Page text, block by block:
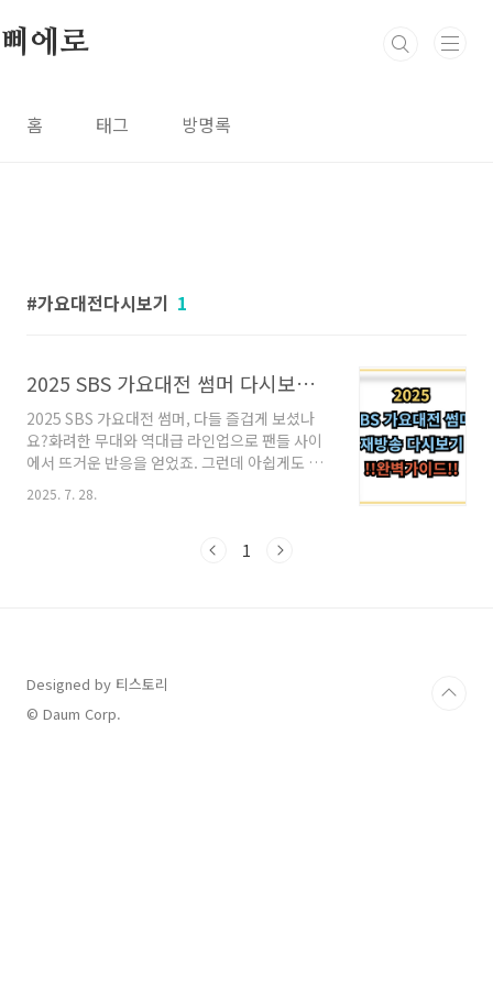
삐에로
홈 태그 방명록
가요대전다시보기 1
2025 SBS 가요대전 썸머 다시보기 총정리｜재방송 보는 곳과 시청 팁
2025 SBS 가요대전 썸머, 다들 즐겁게 보셨나
요?화려한 무대와 역대급 라인업으로 팬들 사이
에서 뜨거운 반응을 얻었죠. 그런데 아쉽게도 본
방을 놓치셨거나, 다시 보고 싶은 무대가 있으신
가요?그렇다면 지금부터 가요대전 썸머 다시보
게요. 가요대전 썸머 재방송 보기 👆 🔁 가요대전
웨이브(Wavve)SBS 방송의 공식 제휴 OTT방송
종료 후 1~2일 내 전체 VOD 업로드웨이브 유료 ..
2025. 7. 28.
1
Designed by 티스토리
© Daum Corp.